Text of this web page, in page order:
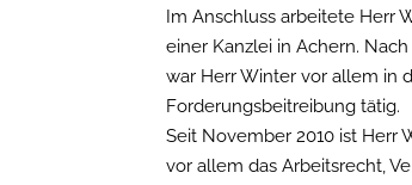
Im Anschluss arbeitete Herr
einer Kanzlei in Achern.
war Herr Winter vor allem in
Forderungsbeitreibung tätig.
Seit November 2010 ist Herr
vor allem das Arbeitsrecht,